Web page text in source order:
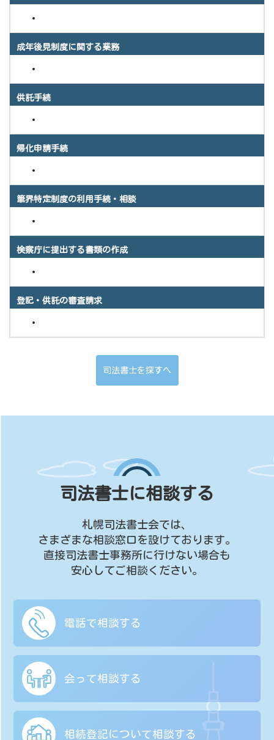
成年後見制度に関する業務
供託手続
帰化申請手続
筆界特定制度の利用手続・相談
検察庁に提出する書類の作成
登記・供託の審査請求
司法書士を探すへ
司法書士に相談する
札幌司法書士会では、
さまざまな相談窓口を設けております。
直接司法書士事務所に行けない場合も
安心してご相談ください。
電話で相談する
会って相談する
相続登記について相談する